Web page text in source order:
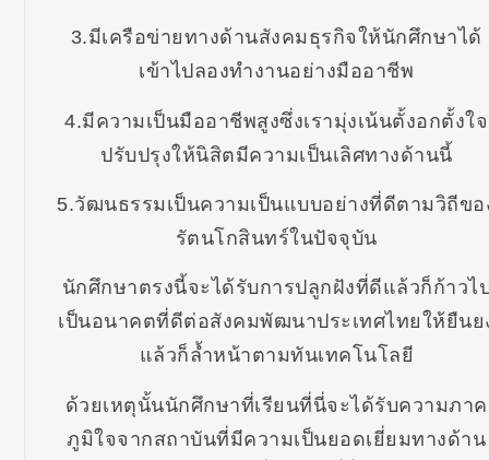
3.มีเครือข่ายทางด้านสังคมธุรกิจให้นักศึกษาได้
เข้าไปลองทำงานอย่างมืออาชีพ
4.มีความเป็นมืออาชีพสูงซึ่งเรามุ่งเน้นตั้งอกตั้งใจ
ปรับปรุงให้นิสิตมีความเป็นเลิศทางด้านนี้
5.วัฒนธรรมเป็นความเป็นแบบอย่างที่ดีตามวิถีขอ
รัตนโกสินทร์ในปัจจุบัน
นักศึกษาตรงนี้จะได้รับการปลูกฝังที่ดีแล้วก็ก้าวไ
เป็นอนาคตที่ดีต่อสังคมพัฒนาประเทศไทยให้ยืนย
แล้วก็ล้ำหน้าตามทันเทคโนโลยี
ด้วยเหตุนั้นนักศึกษาที่เรียนที่นี่จะได้รับความภาค
ภูมิใจจากสถาบันที่มีความเป็นยอดเยี่ยมทางด้าน